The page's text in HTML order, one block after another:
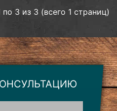
по 3 из 3 (всего 1 страниц)